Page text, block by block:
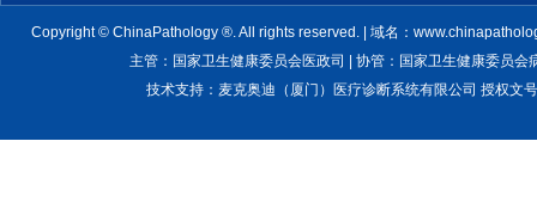
Copyright © ChinaPathology ®. All rights reserved. | 域名：
主管：国家卫生健康委员会医政司 | 协管：国家卫生健康委员
技术支持：麦克奥迪（厦门）医疗诊断系统有限公司 授